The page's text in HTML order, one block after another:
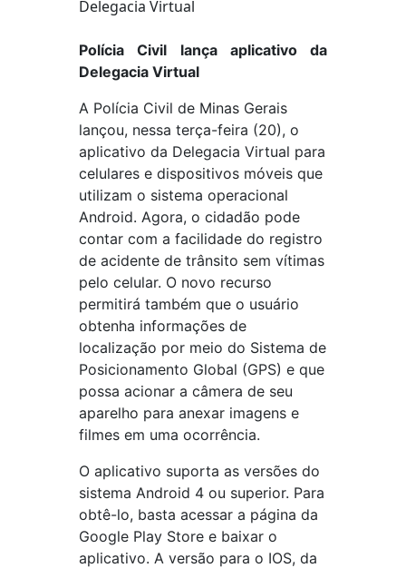
Polícia Civil lança aplicativo da
Delegacia Virtual
A Polícia Civil de Minas Gerais
lançou, nessa terça-feira (20), o
aplicativo da Delegacia Virtual para
celulares e dispositivos móveis que
utilizam o sistema operacional
Android. Agora, o cidadão pode
contar com a facilidade do registro
de acidente de trânsito sem vítimas
pelo celular. O novo recurso
permitirá também que o usuário
obtenha informações de
localização por meio do Sistema de
Posicionamento Global (GPS) e que
possa acionar a câmera de seu
aparelho para anexar imagens e
filmes em uma ocorrência.
O aplicativo suporta as versões do
sistema Android 4 ou superior. Para
obtê-lo, basta acessar a página da
Google Play Store e baixar o
aplicativo. A versão para o IOS, da